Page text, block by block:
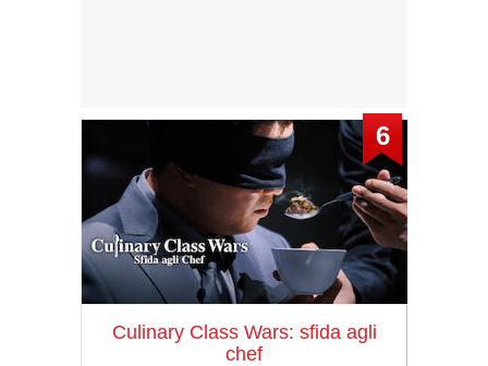
6
Culinary Class Wars: sfida agli
chef